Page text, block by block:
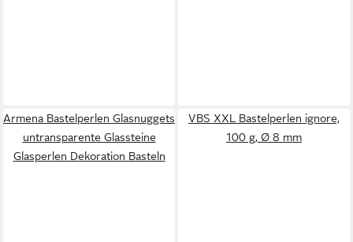
Armena Bastelperlen Glasnuggets
untransparente Glassteine
Glasperlen Dekoration Basteln
VBS XXL Bastelperlen ignore,
100 g, Ø 8 mm